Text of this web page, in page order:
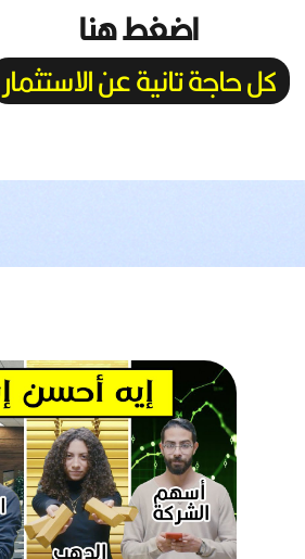
اضغط هنا
كل حاجة تانية عن الاستثمار